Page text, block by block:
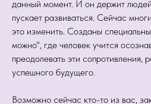
данный момент. И он держит
пускает развиваться. Сейчас
это изменить. Созданы
можно", где человек учится
преодолевать эти сопротивления,
успешного будущего.
Возможно сейчас кто-то из вас,